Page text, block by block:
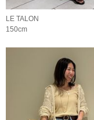
LE TALON
150cm